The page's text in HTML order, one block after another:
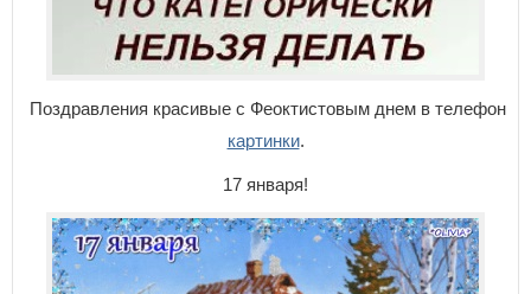
Поздравления красивые с Феоктистовым днем в телефон
картинки.
17 января!